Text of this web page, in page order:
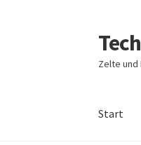
Zur
springen
Zum
Inhalt
springen
Zelte und
Start